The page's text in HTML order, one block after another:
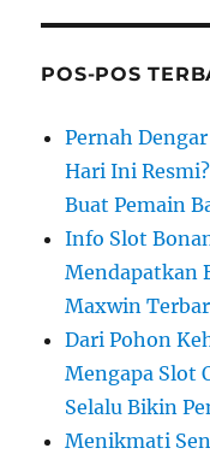
POS-POS
Pernah
Hari Ini
Buat Pemain
Info Slot
Mendapatkan
Maxwin
Dari Pohon
Mengapa Slot
Selalu Bikin
Menikmati